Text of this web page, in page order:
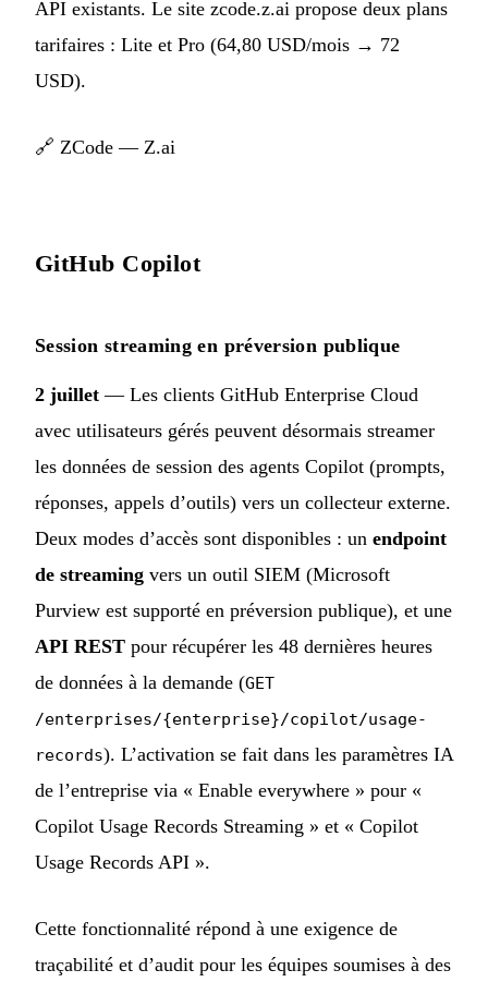
API existants. Le site zcode.z.ai propose deux plans
tarifaires : Lite et Pro (64,80 USD/mois → 72
USD).
🔗 ZCode — Z.ai
GitHub Copilot
Session streaming en préversion publique
2 juillet — Les clients GitHub Enterprise Cloud
avec utilisateurs gérés peuvent désormais streamer
les données de session des agents Copilot (prompts,
réponses, appels d’outils) vers un collecteur externe.
Deux modes d’accès sont disponibles : un endpoint
de streaming vers un outil SIEM (Microsoft
Purview est supporté en préversion publique), et une
API REST pour récupérer les 48 dernières heures
de données à la demande (GET
/enterprises/{enterprise}/copilot/usage-
records). L’activation se fait dans les paramètres IA
de l’entreprise via « Enable everywhere » pour «
Copilot Usage Records Streaming » et « Copilot
Usage Records API ».
Cette fonctionnalité répond à une exigence de
traçabilité et d’audit pour les équipes soumises à des